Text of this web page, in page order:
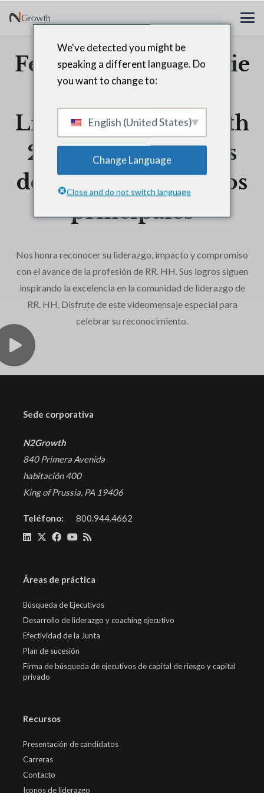
Felicitaciones Charlie
Whitaker,
Líderes de N2Growth
2025: 40 directores
de recursos humanos
principales
Nos honra reconocer su liderazgo, impacto y compromiso
con el avance de la profesión de RR. HH. Sus logros siguen
inspirando la excelencia en la comunidad de liderazgo de
RR. HH. Disfrute de este videomensaje especial para
celebrar su reconocimiento.
Sede corporativa
N2Growth
840 Primera Avenida
habitación 400
King of Prussia, PA 19406
Teléfono: 800.944.4662
Áreas de práctica
Búsqueda de Ejecutivos
Desarrollo de liderazgo y coaching ejecutivo
Efectividad de la Junta
Plan de sucesión
Firma de búsqueda de ejecutivos de capital de riesgo y capital
privado
Recursos
Presentación de candidatos
Carreras
Contacto
Iconos de liderazgo
We've detected you might be
speaking a different language. Do
you want to change to:
English (United States)
Change Language
Close and do not switch language